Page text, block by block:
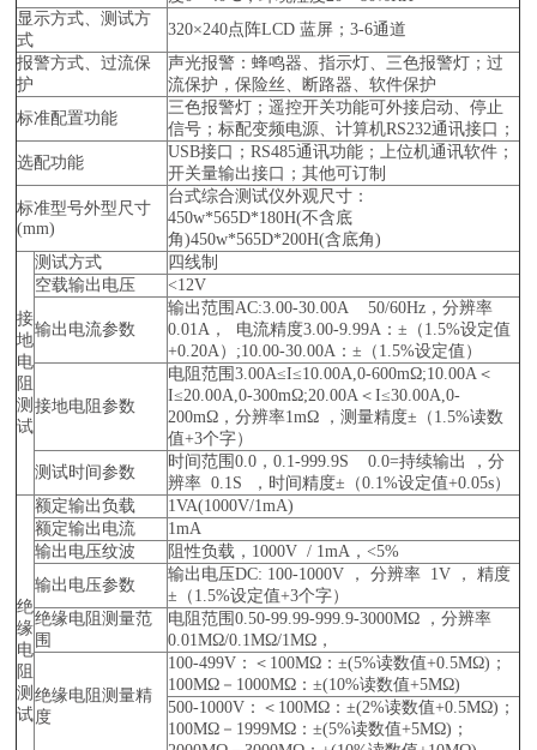
显示方式、测试方
式
320×240点阵LCD 蓝屏；3-6通道
报警方式、过流保
护
声光报警：蜂鸣器、指示灯、三色报警灯；过
流保护，保险丝、断路器、软件保护
标准配置功能
三色报警灯；遥控开关功能可外接启动、停止
信号；标配变频电源、计算机RS232通讯接口；
选配功能
USB接口；RS485通讯功能；上位机通讯软件；
开关量输出接口；其他可订制
标准型号外型尺寸
(mm)
台式综合测试仪外观尺寸：
450w*565D*180H(不含底
角)450w*565D*200H(含底角)
接
地
电
阻
测
试
测试方式
四线制
空载输出电压
<12V
输出电流参数
输出范围AC:3.00-30.00A 50/60Hz，分辨率
0.01A， 电流精度3.00-9.99A：±（1.5%设定值
+0.20A）;10.00-30.00A：±（1.5%设定值）
接地电阻参数
电阻范围3.00A≤I≤10.00A,0-600mΩ;10.00A＜
I≤20.00A,0-300mΩ;20.00A＜I≤30.00A,0-
200mΩ，分辨率1mΩ ，测量精度±（1.5%读数
值+3个字）
测试时间参数
时间范围0.0，0.1-999.9S 0.0=持续输出 ，分
辨率 0.1S ，时间精度±（0.1%设定值+0.05s）
绝
缘
电
阻
测
试
额定输出负载
1VA(1000V/1mA)
额定输出电流
1mA
输出电压纹波
阻性负载，1000V / 1mA，<5%
输出电压参数
输出电压DC: 100-1000V ， 分辨率 1V ， 精度
±（1.5%设定值+3个字）
绝缘电阻测量范
围
电阻范围0.50-99.99-999.9-3000MΩ ，分辨率
0.01MΩ/0.1MΩ/1MΩ，
绝缘电阻测量精
度
100-499V：＜100MΩ：±(5%读数值+0.5MΩ)；
100MΩ－1000MΩ：±(10%读数值+5MΩ)
500-1000V：＜100MΩ：±(2%读数值+0.5MΩ)；
100MΩ－1999MΩ：±(5%读数值+5MΩ)；